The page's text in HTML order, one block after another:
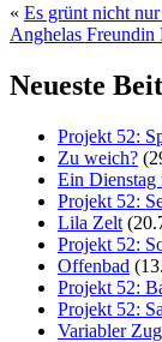
« Es grünt nicht
Anghelas Freundin
Neueste
Projekt 52:
Zu weich?
Ein Dienstag
Projekt 52:
Lila Zelt
Projekt 52:
Offenbad
Projekt 52:
Projekt 52:
Variabler Zug